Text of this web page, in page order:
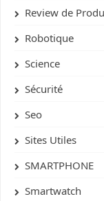
Review de
Robotique
Science
Sécurité
Seo
Sites Utiles
SMARTPHONE
Smartwatch